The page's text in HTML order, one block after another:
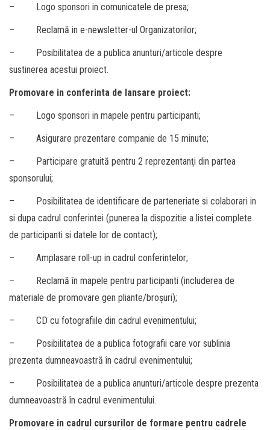
– Logo sponsori in comunicatele de presa;
– Reclamă in e-newsletter-ul Organizatorilor;
– Posibilitatea de a publica anunturi/articole despre
sustinerea acestui proiect.
Promovare in conferinta de lansare proiect:
– Logo sponsori in mapele pentru participanti;
– Asigurare prezentare companie de 15 minute;
– Participare gratuită pentru 2 reprezentanţi din partea
sponsorului;
– Posibilitatea de identificare de parteneriate si colaborari in
si dupa cadrul conferintei (punerea la dispozitie a listei complete
de participanti si datele lor de contact);
– Amplasare roll-up in cadrul conferintelor;
– Reclamă în mapele pentru participanti (includerea de
materiale de promovare gen pliante/broșuri);
– CD cu fotografiile din cadrul evenimentului;
– Posibilitatea de a publica fotografii care vor sublinia
prezenta dumneavoastră în cadrul evenimentului;
– Posibilitatea de a publica anunturi/articole despre prezenta
dumneavoastră în cadrul evenimentului.
Promovare in cadrul cursurilor de formare pentru cadrele